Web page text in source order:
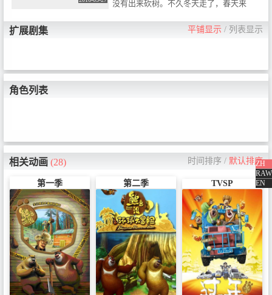
ZH
RAW
EN
没有出来砍树。不久冬天走了，春天来
暴风雪。吉吉却说这是计谋，不像熊大熊
二只会用蛮力。最后熊大和动物们都不理
老板骂了一顿，因为木头没有上交。熊大
扩展剧集 平铺显示 / 列表显示
角色列表
相关动画(28) 时间排序 / 默认排序
第一季 第二季 TVSP